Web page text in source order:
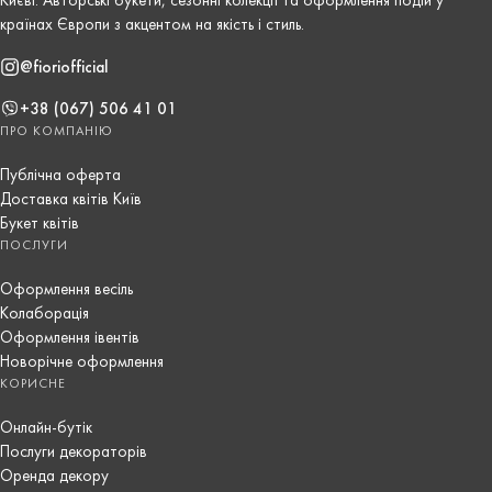
країнах Європи з акцентом на якість і стиль.
@fioriofficial
+38 (067) 506 41 01
ПРО КОМПАНІЮ
Публічна оферта
Доставка квітів Київ
Букет квітів
ПОСЛУГИ
Оформлення весіль
Колаборація
Оформлення івентів
Новорічне оформлення
КОРИСНЕ
Онлайн-бутік
Послуги декораторів
Оренда декору